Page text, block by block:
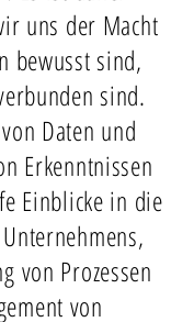
uns der Macht
bewusst sind,
sind.
Daten und
Erkenntnissen
Einblicke in die
von Prozessen
von